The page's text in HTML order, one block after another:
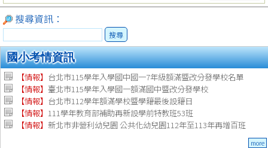
搜尋資訊：
搜尋
國小考情資訊
【情報】 台北市115學年入學國中國一7年級額滿暨改分發學校名單
【情報】 臺北市115學年入學國一額滿國中暨改分發學校
【情報】 台北市112學年額滿學校暨學籍最後設籍日
【情報】 111學年教育部補助再新設學前特教班53班
【情報】 新北市非營利幼兒園 公共化幼兒園112年至113年再增百班
more